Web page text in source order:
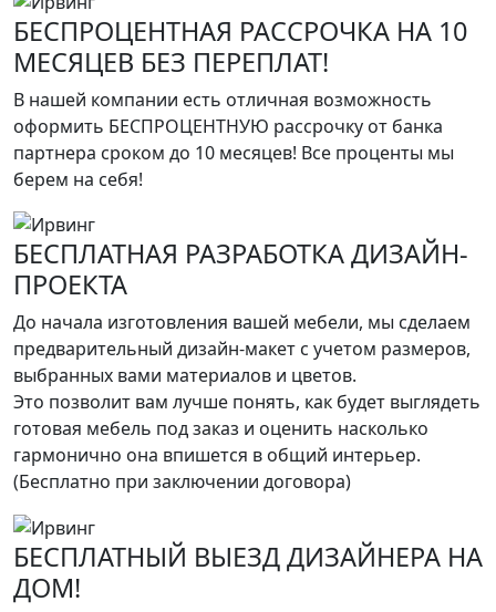
БЕСПРОЦЕНТНАЯ РАССРОЧКА НА 10
МЕСЯЦЕВ БЕЗ ПЕРЕПЛАТ!
В нашей компании есть отличная возможность
оформить БЕСПРОЦЕНТНУЮ рассрочку от банка
партнера сроком до 10 месяцев! Все проценты мы
берем на себя!
БЕСПЛАТНАЯ РАЗРАБОТКА ДИЗАЙН-
ПРОЕКТА
До начала изготовления вашей мебели, мы сделаем
предварительный дизайн-макет с учетом размеров,
выбранных вами материалов и цветов.
Это позволит вам лучше понять, как будет выглядеть
готовая мебель под заказ и оценить насколько
гармонично она впишется в общий интерьер.
(Бесплатно при заключении договора)
БЕСПЛАТНЫЙ ВЫЕЗД ДИЗАЙНЕРА НА
ДОМ!